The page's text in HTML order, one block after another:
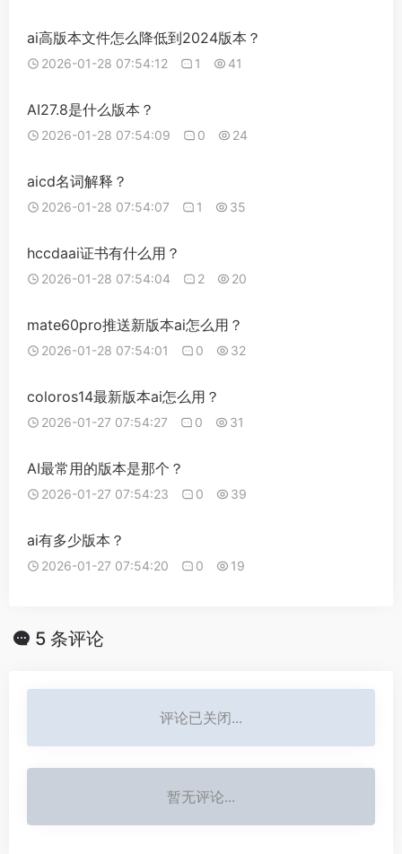
ai高版本文件怎么降低到2024版本？
2026-01-28 07:54:12 1 41
AI27.8是什么版本？
2026-01-28 07:54:09 0 24
aicd名词解释？
2026-01-28 07:54:07 1 35
hccdaai证书有什么用？
2026-01-28 07:54:04 2 20
mate60pro推送新版本ai怎么用？
2026-01-28 07:54:01 0 32
coloros14最新版本ai怎么用？
2026-01-27 07:54:27 0 31
AI最常用的版本是那个？
2026-01-27 07:54:23 0 39
ai有多少版本？
2026-01-27 07:54:20 0 19
5 条评论
评论已关闭...
暂无评论...